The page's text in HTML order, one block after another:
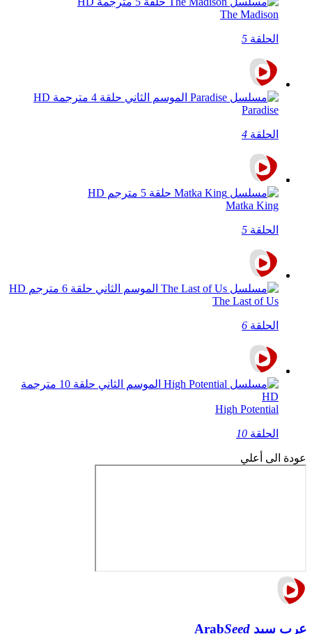
The Madison
الحلقة 5
Paradise
الحلقة 4
Matka King
الحلقة 5
The Last of Us
الحلقة 6
High Potential
الحلقة 10
عودة الى أعلي
عرب سيد ArabSeed